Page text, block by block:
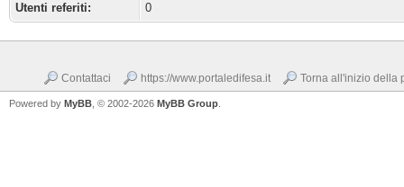
Utenti referiti: 0
Contattaci https://www.portaledifesa.it Torna all'inizio della
Powered by MyBB , © 2002-2026 MyBB Group